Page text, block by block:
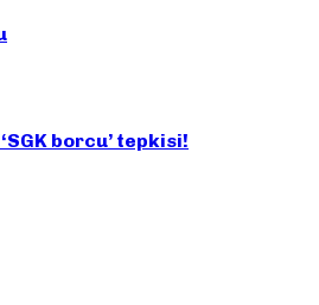
borcu’ tepkisi!